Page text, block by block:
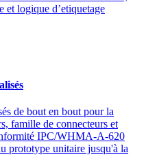
et logique d’etiquetage
de bout en bout pour la
famille de connecteurs et
IPC/WHMA-A-620
prototype unitaire jusqu'à la